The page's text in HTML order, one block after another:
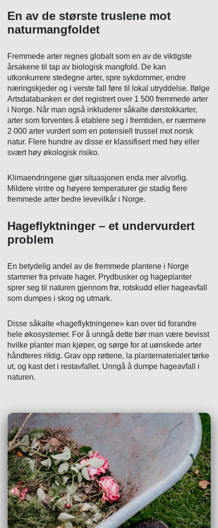
En av de største truslene mot
naturmangfoldet
Fremmede arter regnes globalt som en av de viktigste
årsakene til tap av biologisk mangfold. De kan
utkonkurrere stedegne arter, spre sykdommer, endre
næringskjeder og i verste fall føre til lokal utryddelse. Ifølge
Artsdatabanken er det registrert over 1 500 fremmede arter
i Norge. Når man også inkluderer såkalte dørstokkarter,
arter som forventes å etablere seg i fremtiden, er nærmere
2 000 arter vurdert som en potensiell trussel mot norsk
natur. Flere hundre av disse er klassifisert med høy eller
svært høy økologisk risiko.
Klimaendringene gjør situasjonen enda mer alvorlig.
Mildere vintre og høyere temperaturer gir stadig flere
fremmede arter bedre levevilkår i Norge.
Hageflyktninger – et undervurdert
problem
En betydelig andel av de fremmede plantene i Norge
stammer fra private hager. Prydbusker og hageplanter
sprer seg til naturen gjennom frø, rotskudd eller hageavfall
som dumpes i skog og utmark.
Disse såkalte «hageflyktningene» kan over tid forandre
hele økosystemer. For å unngå dette bør man være bevisst
hvilke planter man kjøper, og sørge for at uønskede arter
håndteres riktig. Grav opp røttene, la plantematerialet tørke
ut, og kast det i restavfallet. Unngå å dumpe hageavfall i
naturen.